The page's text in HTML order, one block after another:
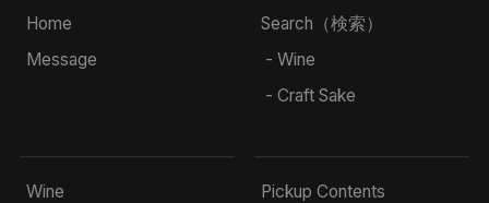
Home
Message
Search（検索）
- Wine
- Craft Sake
Wine
Pickup Contents